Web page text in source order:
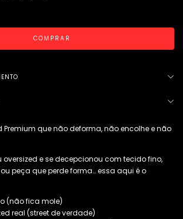
Premium que não deforma, não encolhe e não
oversized e se decepcionou com tecido fino,
peça que perde forma… essa aqui é o
(não fica mole)
real (street de verdade)